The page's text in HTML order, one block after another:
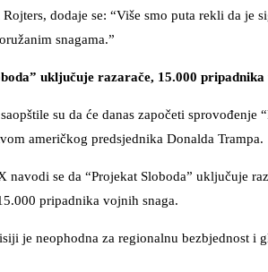
dodaje se: “Više smo puta rekli da je
snagama.”
uključuje razarače, 15.000 pripadnika
su da će danas započeti
američkog predsjednika Donalda Trampa.
navodi se da “Projekat Sloboda” uključuje
pripadnika vojnih snaga.
je neophodna za regionalnu bezbjednost